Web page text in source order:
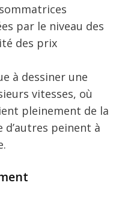
par le niveau des
des prix
à dessiner une
vitesses, où
pleinement de la
peinent à